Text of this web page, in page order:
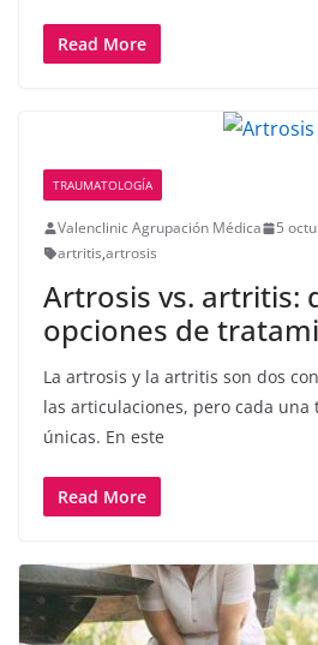
Read More
TRAUMATOLOGÍA
Valenclinic Agrupación Médica 5
artritis,artrosis
Artrosis vs. artritis:
opciones de
La artrosis y la artritis son dos
las articulaciones, pero cada una
únicas. En este
Read More